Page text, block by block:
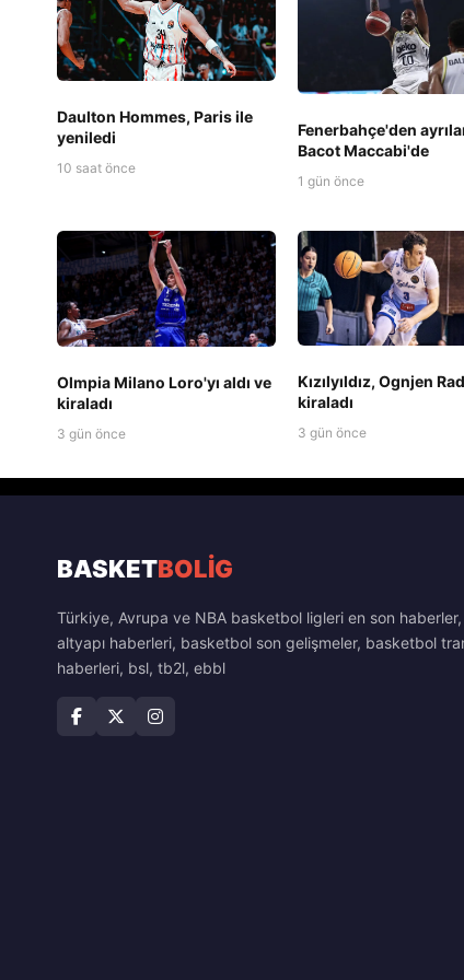
Daulton Hommes, Paris ile
yeniledi
10 saat önce
Fenerbahçe'den
Bacot Maccabi'de
1 gün önce
Olmpia Milano Loro'yı aldı ve
kiraladı
3 gün önce
Kızılyıldız, Ognjen
kiraladı
3 gün önce
BASKETBOLİG
Türkiye, Avrupa ve NBA basketbol ligleri en son
altyapı haberleri, basketbol son gelişmeler, basketbol
haberleri, bsl, tb2l, ebbl